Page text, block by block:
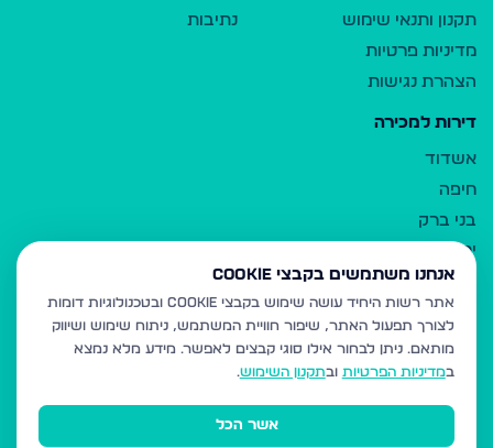
תקנון ותנאי שימוש
מדיניות פרטיות
הצהרת נגישות
נתיבות
דירות למכירה
אשדוד
חיפה
בני ברק
ירושלים
אלעד
גבעת זאב
בית שמש
רכסים
מודיעין עילית
אנחנו משתמשים בקבצי Cookie
אתר רשות היחיד עושה שימוש בקבצי Cookie ובטכנולוגיות דומות
לצורך תפעול האתר, שיפור חוויית המשתמש, ניתוח שימוש ושיווק
מותאם. ניתן לבחור אילו סוגי קבצים לאפשר. מידע מלא נמצא
במדיניות הפרטיות ובתקנון השימוש.
אשר הכל